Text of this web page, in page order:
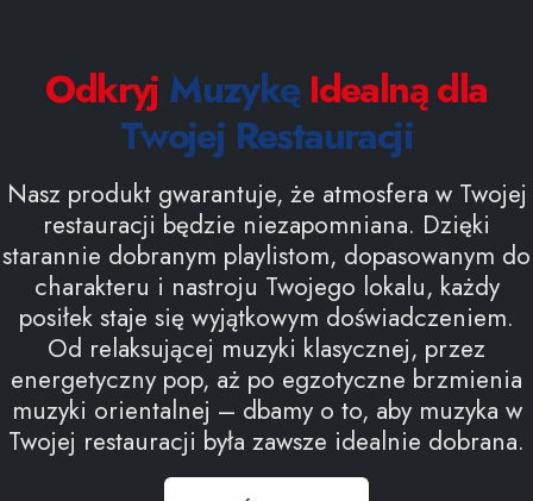
Odkryj MuzykęIdealną dla
Twojej Restauracji
Nasz produkt gwarantuje, że atmosfera w Twojej
restauracji będzie niezapomniana. Dzięki
starannie dobranym playlistom, dopasowanym do
charakteru i nastroju Twojego lokalu, każdy
posiłek staje się wyjątkowym doświadczeniem.
Od relaksującej muzyki klasycznej, przez
energetyczny pop, aż po egzotyczne brzmienia
muzyki orientalnej – dbamy o to, aby muzyka w
Twojej restauracji była zawsze idealnie dobrana.